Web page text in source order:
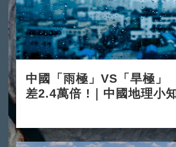
中國「雨極」VS「旱極
差2.4萬倍 !｜中國地理小